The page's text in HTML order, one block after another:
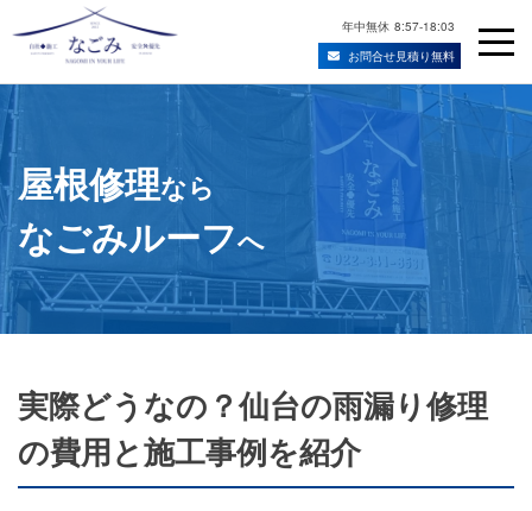
Skip
to
content
年中無休 8:57-18:03
お問合せ見積り無料
宮城県仙台市の屋根修理・雨漏り修理業者
屋根修理なら
なごみルーフへ
実際どうなの？仙台の雨漏り修理
の費用と施工事例を紹介